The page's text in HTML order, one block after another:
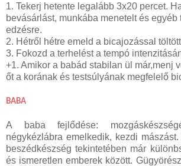
1. Tekerj hetente legalább 3x20 percet.
bevásárlást, munkába menetelt és egyéb
edzésre.
2. Hétről hétre emeld a bicajozással
3. Fokozd a terhelést a tempó
+1. Amikor a babád stabilan ül már,menj
őt a korának és testsúlyának megfelelő
BABA
A baba fejlődése:
négykézlábra emelkedik, kezdi
beszédkészség tekintetében már
és ismeretlen emberek között.